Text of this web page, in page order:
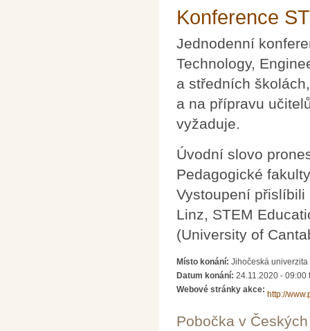
Konference
Jednodenní
Technology,
a středních
a na přípravu
vyžaduje.
Úvodní slovo
Pedagogické
Vystoupení přislíbili
Linz, STEM
(University of
Místo konání: Jihočeská
Datum konání: 24.11.2020 - 09:00
Webové stránky akce:
http://
Pobočka v